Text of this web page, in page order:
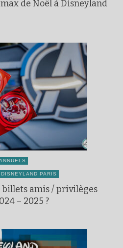
de Noël à Disneyland
PARIS
billets amis / privilèges
– 2025 ?